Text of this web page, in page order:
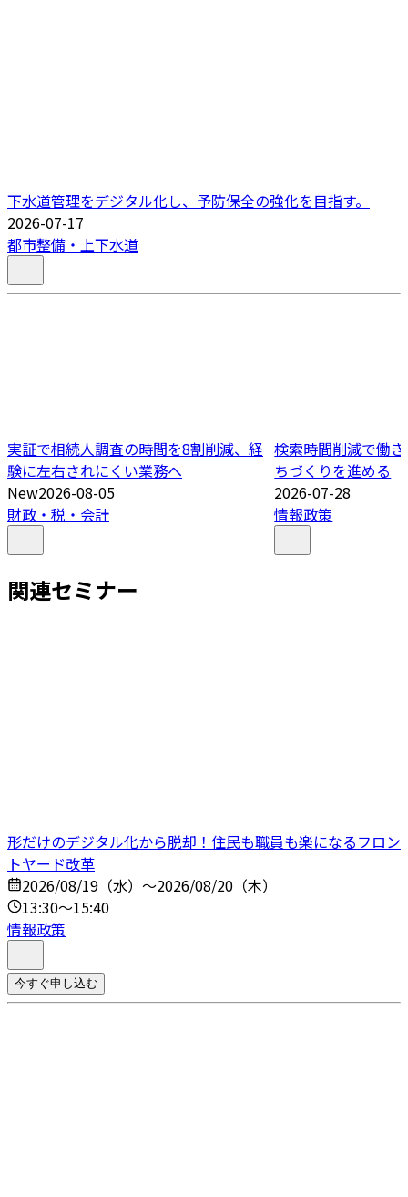
下水道管理をデジタル化し、予防保全の強化を目指す。
2026-07-17
都市整備・上下水道
実証で相続人調査の時間を8割削減、経
験に左右されにくい業務へ
New2026-08-05
財政・税・会計
検索時間削減で働
ちづくりを進める
2026-07-28
情報政策
関連セミナー
形だけのデジタル化から脱却！住民も職員も楽になるフロン
トヤード改革
2026/08/19（水）～2026/08/20（木）
13:30～15:40
情報政策
今すぐ申し込む